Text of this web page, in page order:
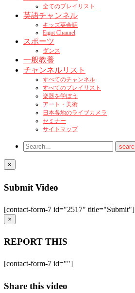
全てのプレイリスト
英語チャンネル
キッズ英会話
Eigot Channel
スポーツ
ダンス
一般教養
チャンネルリスト
すべてのチャンネル
すべてのプレイリスト
楽器を学ぼう
アート・美術
日本各地のライブカメラ
セミナー
サイトマップ
×
Submit Video
[contact-form-7 id="2517" title="Submit"]
×
REPORT THIS
[contact-form-7 id=""]
Share this video